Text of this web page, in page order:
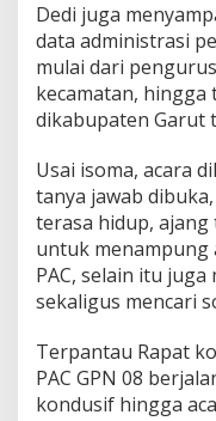
Dedi juga
data administrasi
mulai dari
kecamatan, hingga
dikabupaten Garut
Usai isoma, acara
tanya jawab
terasa hidup, ajang
untuk menampung
PAC, selain itu
sekaligus mencari
Terpantau Rapat
PAC GPN 08
kondusif hingga